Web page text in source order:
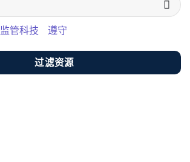
监管科技 遵守
过滤资源